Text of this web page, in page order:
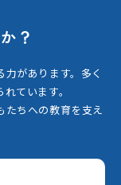
？
があります。 多く
ています。
たちへの教育を支え